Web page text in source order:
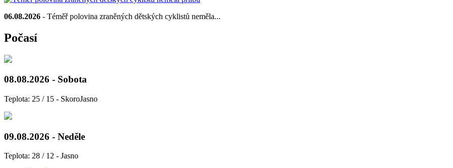
06.08.2026 - Téměř polovina zraněných dětských cyklistů neměla...
Počasí
08.08.2026 - Sobota
Teplota: 25 / 15 - SkoroJasno
09.08.2026 - Neděle
Teplota: 28 / 12 - Jasno